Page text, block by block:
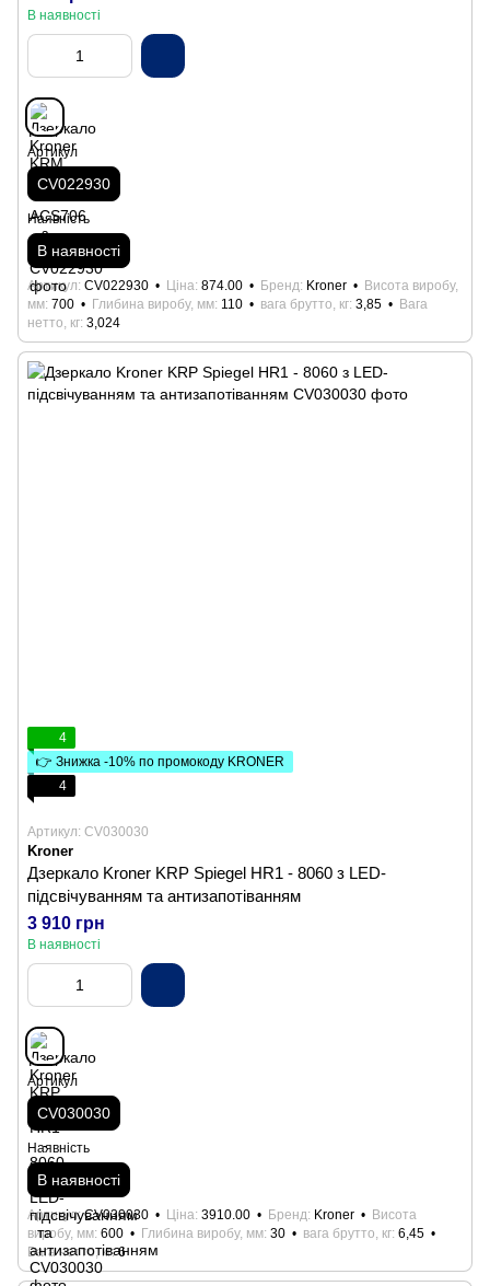
В наявності
Артикул
CV022930
Наявність
В наявності
Артикул CV022930 Ціна 874.00 Бренд Kroner
Висота виробу,
мм 700 Глибина виробу, мм 110 вага брутто, кг 3,85
Вага
нетто, кг 3,024
4
👉 Знижка -10% по промокоду KRONER
4
Артикул: CV030030
Kroner
Дзеркало Kroner KRP Spiegel HR1 - 8060 з LED-
підсвічуванням та антизапотіванням
3 910 грн
В наявності
Артикул
CV030030
Наявність
В наявності
Артикул CV030030 Ціна 3910.00 Бренд Kroner
Висота
виробу, мм 600 Глибина виробу, мм 30 вага брутто, кг 6,45
Вага нетто, кг 6